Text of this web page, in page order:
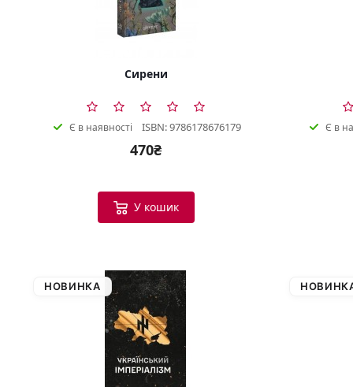
Сирени
Є в наявності ISBN: 9786178676179
470₴
У кошик
Є в
НОВИНКА